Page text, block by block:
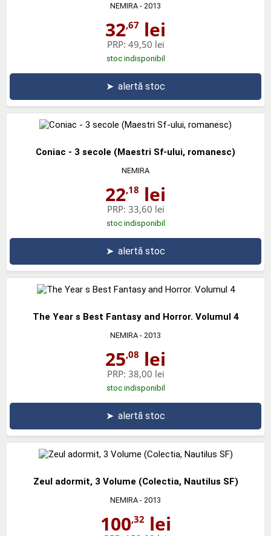
NEMIRA - 2013
32,67 lei
PRP: 49,50 lei
stoc indisponibil
➤ alertă stoc
Coniac - 3 secole (Maestri Sf-ului, romanesc)
NEMIRA
22,18 lei
PRP: 33,60 lei
stoc indisponibil
➤ alertă stoc
The Year s Best Fantasy and Horror. Volumul 4
NEMIRA - 2013
25,08 lei
PRP: 38,00 lei
stoc indisponibil
➤ alertă stoc
Zeul adormit, 3 Volume (Colectia, Nautilus SF)
NEMIRA - 2013
100,32lei